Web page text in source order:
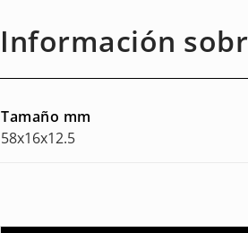
Información
Tamaño mm
58x16x12.5